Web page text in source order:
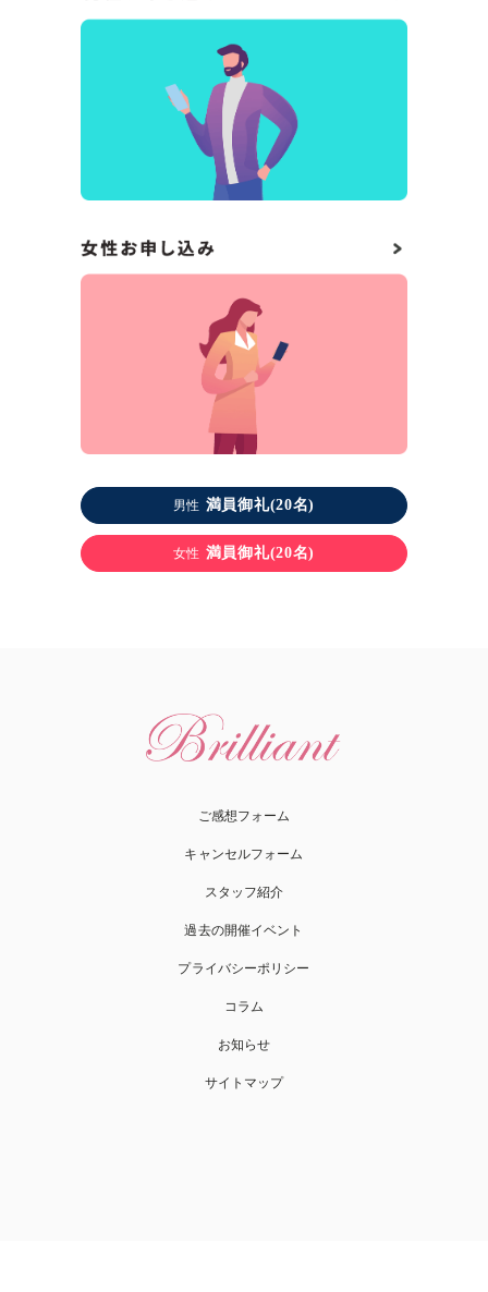
男性 満員御礼(20名)
女性 満員御礼(20名)
ご感想フォーム
キャンセルフォーム
スタッフ紹介
過去の開催イベント
プライバシーポリシー
コラム
お知らせ
サイトマップ